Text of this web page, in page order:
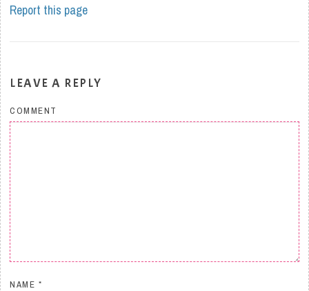
Report this page
LEAVE A REPLY
COMMENT
NAME *